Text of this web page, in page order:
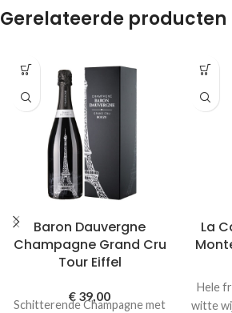
Gerelateerde producten
Baron Dauvergne
Champagne Grand Cru
Tour Eiffel
€ 39,00
Schitterende Champagne met
La
Hele
witte